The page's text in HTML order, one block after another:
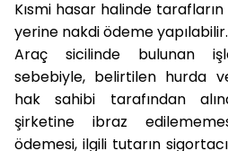
Kısmi hasar halinde
yerine nakdi ödeme yapılabilir.
Araç sicilinde bulunan
sebebiyle, belirtilen hurda
hak sahibi tarafından
şirketine ibraz
ödemesi, ilgili tutarın